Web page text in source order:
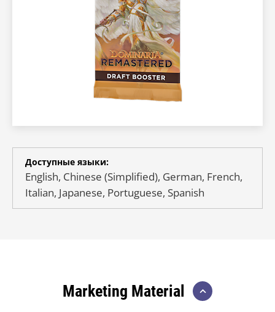
Доступные языки:
English, Chinese (Simplified), German, French,
Italian, Japanese, Portuguese, Spanish
Marketing Material